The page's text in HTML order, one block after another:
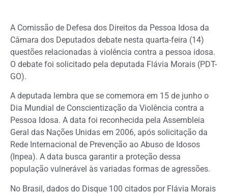
A Comissão de Defesa dos Direitos da Pessoa Idosa da
Câmara dos Deputados debate nesta quarta-feira (14)
questões relacionadas à violência contra a pessoa idosa.
O debate foi solicitado pela deputada Flávia Morais (PDT-
GO).
A deputada lembra que se comemora em 15 de junho o
Dia Mundial de Conscientização da Violência contra a
Pessoa Idosa. A data foi reconhecida pela Assembleia
Geral das Nações Unidas em 2006, após solicitação da
Rede Internacional de Prevenção ao Abuso de Idosos
(Inpea). A data busca garantir a proteção dessa
população vulnerável às variadas formas de agressões.
No Brasil, dados do Disque 100 citados por Flávia Morais